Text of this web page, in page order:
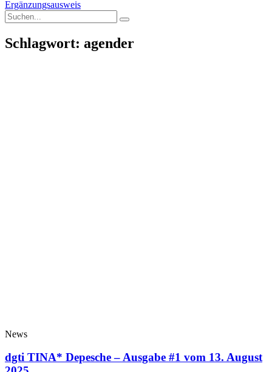
Ergänzungsausweis
Schlagwort: agender
News
dgti TINA* Depesche – Ausgabe #1 vom 13. August